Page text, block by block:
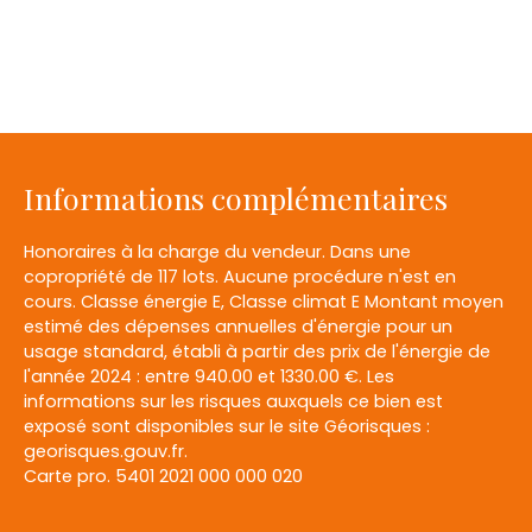
Informations complémentaires
Honoraires à la charge du vendeur. Dans une
copropriété de 117 lots. Aucune procédure n'est en
cours. Classe énergie E, Classe climat E Montant moyen
estimé des dépenses annuelles d'énergie pour un
usage standard, établi à partir des prix de l'énergie de
l'année 2024 : entre 940.00 et 1330.00 €. Les
informations sur les risques auxquels ce bien est
exposé sont disponibles sur le site Géorisques :
georisques.gouv.fr.
Carte pro. 5401 2021 000 000 020